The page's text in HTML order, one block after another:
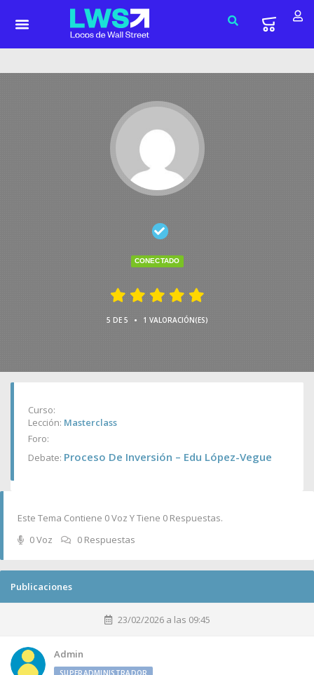
CONECTADO
5 DE 5 • 1 VALORACIÓN(ES)
Curso:
Lección: Masterclass
Foro:
Debate: Proceso De Inversión – Edu López-Vegue
Este Tema Contiene 0 Voz Y Tiene 0 Respuestas.
0 Voz
0 Respuestas
Publicaciones
23/02/2026 a las 09:45
Admin
SUPERADMINISTRADOR